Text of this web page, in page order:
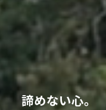
諦めない心。